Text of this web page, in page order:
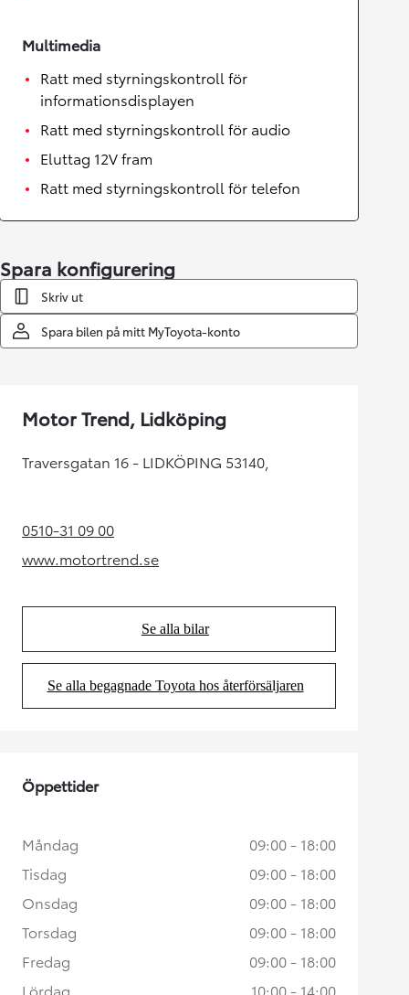
Multimedia
Ratt med styrningskontroll för
informationsdisplayen
Ratt med styrningskontroll för audio
Eluttag 12V fram
Ratt med styrningskontroll för telefon
Spara konfigurering
Skriv ut
Spara bilen på mitt MyToyota-konto
Motor Trend, Lidköping
Traversgatan 16 - LIDKÖPING 53140,
0510-31 09 00(Opens in new tab)
www.motortrend.se
(Opens in new tab)
Se alla bilar
(Opens in new tab)
Se alla begagnade Toyota hos återförsäljaren
(Opens in new tab)
Öppettider
Måndag
09:00 - 18:00
Tisdag
09:00 - 18:00
Onsdag
09:00 - 18:00
Torsdag
09:00 - 18:00
Fredag
09:00 - 18:00
Lördag
10:00 - 14:00